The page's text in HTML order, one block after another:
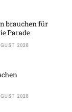
brauchen für
Parade
2026
2026